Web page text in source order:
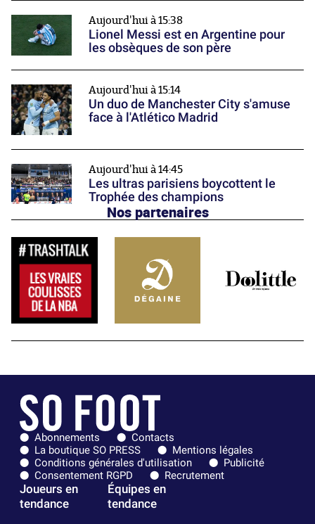
Aujourd'hui à 15:38
Lionel Messi est en Argentine pour
les obsèques de son père
Aujourd'hui à 15:14
Un duo de Manchester City s'amuse
face à l'Atlético Madrid
Aujourd'hui à 14:45
Les ultras parisiens boycottent le
Trophée des champions
Nos partenaires
Abonnements
Contacts
La boutique SO PRESS
Mentions légales
Conditions générales d'utilisation
Publicité
Consentement RGPD
Recrutement
Joueurs en
tendance
Équipes en
tendance